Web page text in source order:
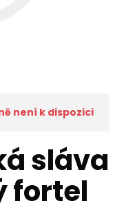
není k dispozici
sláva
fortel